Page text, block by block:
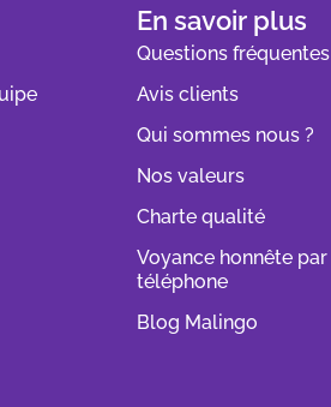
En savoir plus
Questions fréquentes
Avis clients
Qui sommes nous ?
Nos valeurs
Charte qualité
Voyance honnête par
téléphone
Blog Malingo